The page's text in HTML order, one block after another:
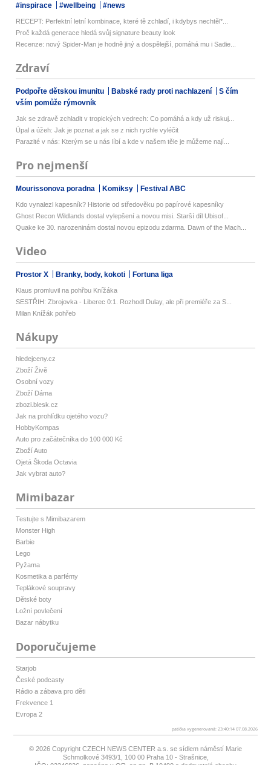
#inspirace #wellbeing #news
RECEPT: Perfektní letní kombinace, které tě zchladí, i kdybys nechtěl*...
Proč každá generace hledá svůj signature beauty look
Recenze: nový Spider-Man je hodně jiný a dospělejší, pomáhá mu i Sadie...
Zdraví
Podpořte dětskou imunitu Babské rady proti nachlazení
S čím
vším pomůže rýmovník
Jak se zdravě zchladit v tropických vedrech: Co pomáhá a kdy už riskuj...
Úpal a úžeh: Jak je poznat a jak se z nich rychle vyléčit
Parazité v nás: Kterým se u nás líbí a kde v našem těle je můžeme nají...
Pro nejmenší
Mourissonova poradna Komiksy Festival ABC
Kdo vynalezl kapesník? Historie od středověku po papírové kapesníky
Ghost Recon Wildlands dostal vylepšení a novou misi. Starší díl Ubisof...
Quake ke 30. narozeninám dostal novou epizodu zdarma. Dawn of the Mach...
Video
Prostor X Branky, body, kokoti Fortuna liga
Klaus promluvil na pohřbu Knížáka
SESTŘIH: Zbrojovka - Liberec 0:1. Rozhodl Dulay, ale při premiéře za S...
Milan Knížák pohřeb
Nákupy
hledejceny.cz
Zboží Živě
Osobní vozy
Zboží Dáma
zbozi.blesk.cz
Jak na prohlídku ojetého vozu?
HobbyKompas
Auto pro začátečníka do 100 000 Kč
Zboží Auto
Ojetá Škoda Octavia
Jak vybrat auto?
Mimibazar
Testujte s Mimibazarem
Monster High
Barbie
Lego
Pyžama
Kosmetika a parfémy
Teplákové soupravy
Dětské boty
Ložní povlečení
Bazar nábytku
Doporučujeme
Starjob
České podcasty
Rádio a zábava pro děti
Frekvence 1
Evropa 2
patička vygenerovaná: 23:40:14 07.08.2026
© 2026 Copyright CZECH NEWS CENTER a.s. se sídlem náměstí Marie
Schmolkové 3493/1, 100 00 Praha 10 - Strašnice,